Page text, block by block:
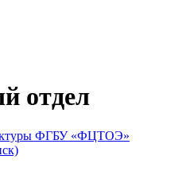
отдел
ФГБУ «ФЦТОЭ»